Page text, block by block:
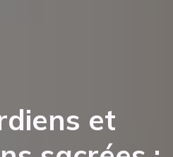
et